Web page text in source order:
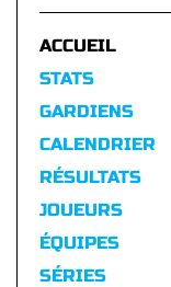
ACCUEIL
STATS
GARDIENS
CALENDRIER
RÉSULTATS
JOUEURS
ÉQUIPES
SÉRIES